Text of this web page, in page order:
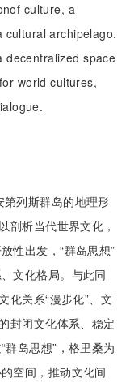
culture, a
cultural archipelago.
decentralized space
world cultures,
第列斯群岛的地理形
剖析当代世界文化，
性出发，“群岛思想”
文化格局。与此同
化关系“漫步化”、文
封闭文化体系、稳定
岛思想”，格里桑为
空间，推动文化间